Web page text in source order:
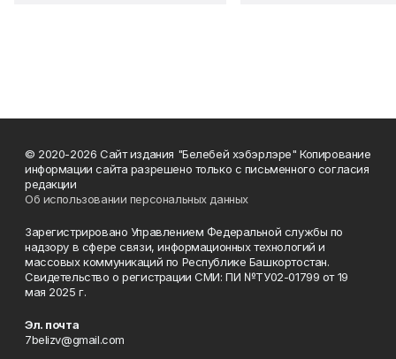
© 2020-2026 Сайт издания "Белебей хэбэрлэре" Копирование
информации сайта разрешено только с письменного согласия
редакции
Об использовании персональных данных
Зарегистрировано Управлением Федеральной службы по
надзору в сфере связи, информационных технологий и
массовых коммуникаций по Республике Башкортостан.
Свидетельство о регистрации СМИ: ПИ №ТУ02-01799 от 19
мая 2025 г.
Эл. почта
7belizv@gmail.com